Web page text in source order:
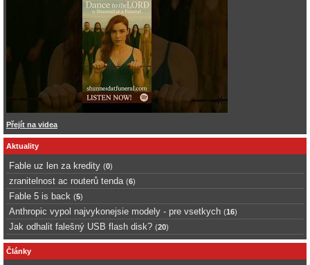
Přejít na videa
Aktuality
Fable uz len za kredity (0)
zranitelnost ac routerů tenda (6)
Fable 5 is back (5)
Anthropic vypol najvykonejsie modely - pre vsetkych (16)
Jak odhalit falešný USB flash disk? (20)
Články